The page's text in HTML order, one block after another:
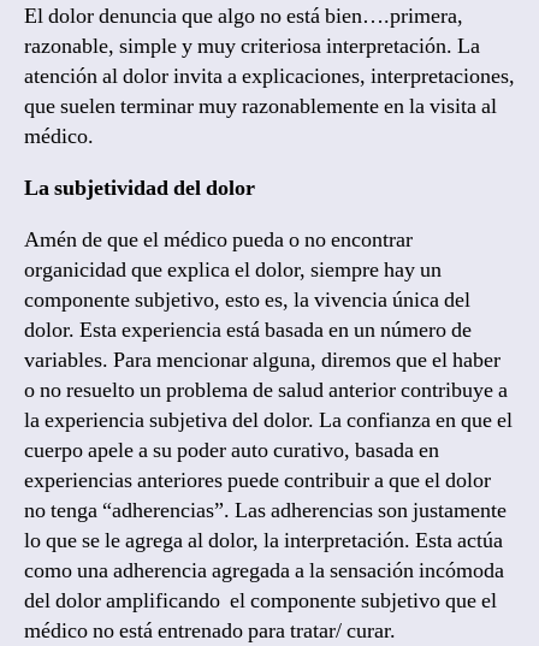
El dolor denuncia que algo no está bien….primera,
razonable, simple y muy criteriosa interpretación. La
atención al dolor invita a explicaciones, interpretaciones,
que suelen terminar muy razonablemente en la visita al
médico.
La subjetividad del dolor
Amén de que el médico pueda o no encontrar
organicidad que explica el dolor, siempre hay un
componente subjetivo, esto es, la vivencia única del
dolor. Esta experiencia está basada en un número de
variables. Para mencionar alguna, diremos que el haber
o no resuelto un problema de salud anterior contribuye a
la experiencia subjetiva del dolor. La confianza en que el
cuerpo apele a su poder auto curativo, basada en
experiencias anteriores puede contribuir a que el dolor
no tenga “adherencias”. Las adherencias son justamente
lo que se le agrega al dolor, la interpretación. Esta actúa
como una adherencia agregada a la sensación incómoda
del dolor amplificando el componente subjetivo que el
médico no está entrenado para tratar/ curar.